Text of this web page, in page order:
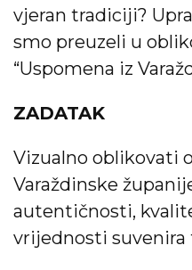
vjeran tradiciji?
smo preuzeli u
“Uspomena iz
ZADATAK
Vizualno oblikovati
Varaždinske
autentičnosti,
vrijednosti suvenira